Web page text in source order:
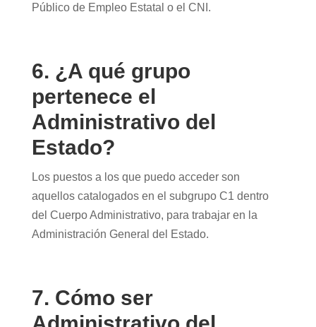
Público de Empleo Estatal o el CNI.
6. ¿A qué grupo
pertenece el
Administrativo del
Estado?
Los puestos a los que puedo acceder son
aquellos catalogados en el subgrupo C1 dentro
del Cuerpo Administrativo, para trabajar en la
Administración General del Estado.
7. Cómo ser